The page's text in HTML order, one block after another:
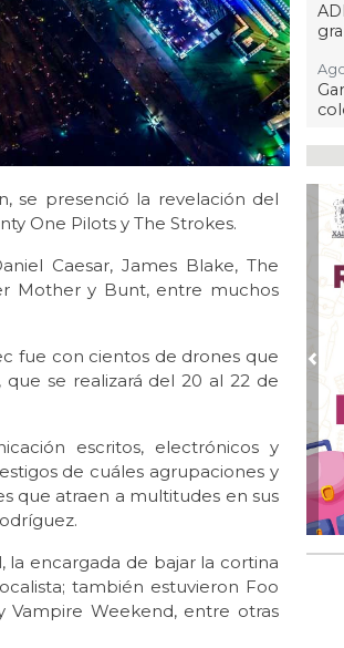
se presenció la revelación del
One Pilots y The Strokes.
Caesar, James Blake, The
Mother y Bunt, entre muchos
fue con cientos de drones que
se realizará del 20 al 22 de
escritos, electrónicos y
de cuáles agrupaciones y
que atraen a multitudes en sus
la encargada de bajar la cortina
también estuvieron Foo
Vampire Weekend, entre otras
la
y